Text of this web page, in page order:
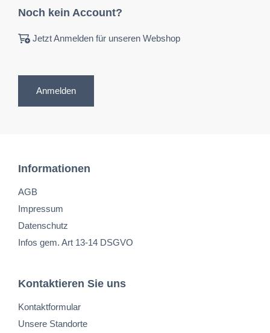
Noch kein Account?
Jetzt Anmelden für unseren Webshop
Anmelden
Informationen
AGB
Impressum
Datenschutz
Infos gem. Art 13-14 DSGVO
Kontaktieren Sie uns
Kontaktformular
Unsere Standorte